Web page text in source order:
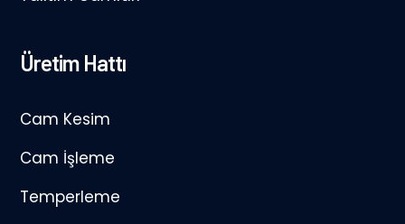
Üretim Hattı
Cam Kesim
Cam İşleme
Temperleme